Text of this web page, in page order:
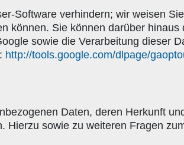
Software verhindern; wir weisen
können. Sie können darüber
sowie die Verarbeitung dieser
http://tools.google.com/dlpage/
Daten, deren Herkunft
sowie zu weiteren Fragen